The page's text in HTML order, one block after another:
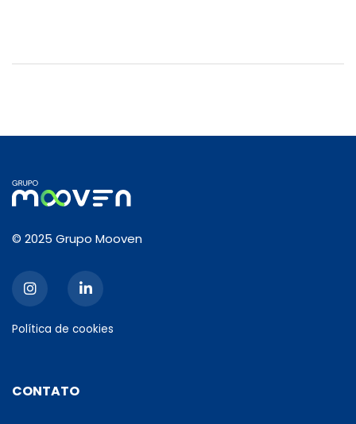
© 2025 Grupo Mooven
Política de cookies
CONTATO